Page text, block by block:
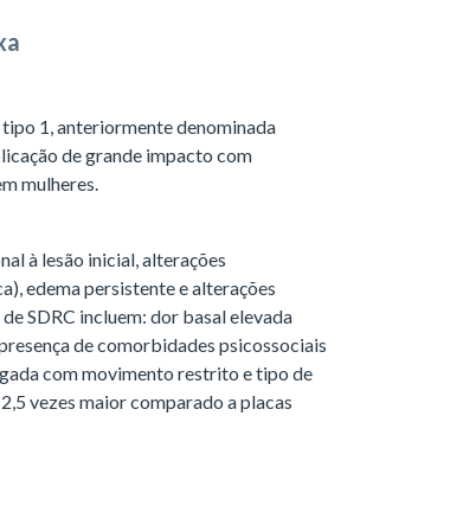
1, anteriormente denominada
de grande impacto com
mulheres.
à lesão inicial, alterações
edema persistente e alterações
SDRC incluem: dor basal elevada
de comorbidades psicossociais
com movimento restrito e tipo de
vezes maior comparado a placas